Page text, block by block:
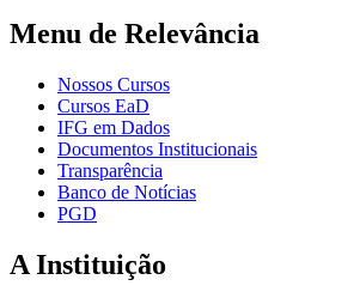
Menu de Relevância
Nossos Cursos
Cursos EaD
IFG em Dados
Documentos Institucionais
Transparência
Banco de Notícias
PGD
A Instituição